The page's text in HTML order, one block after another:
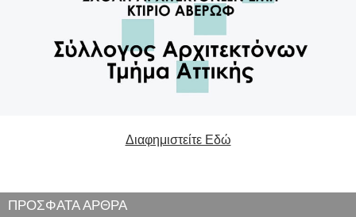
Διαφημιστείτε Εδώ
ΠΡΟΣΦΑΤΑ ΑΡΘΡΑ